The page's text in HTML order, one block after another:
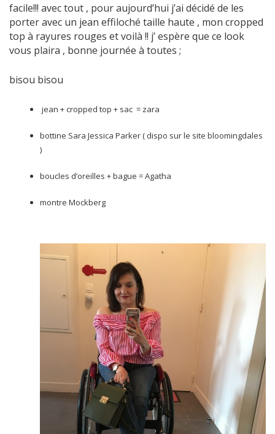
facile!!! avec tout , pour aujourd’hui j’ai décidé de les
porter avec un jean effiloché taille haute , mon cropped
top à rayures rouges et voilà !! j’ espère que ce look
vous plaira , bonne journée à toutes ;
bisou bisou
jean + cropped top + sac = zara
bottine Sara Jessica Parker ( dispo sur le site bloomingdales
)
boucles d’oreilles + bague = Agatha
montre Mockberg